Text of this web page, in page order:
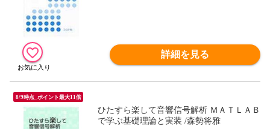
詳細を見る
8/9時点_ポイント最大11倍
ひたすら楽して音響信号解析 ＭＡＴＬＡＢ
で学ぶ基礎理論と実装 /森勢将雅